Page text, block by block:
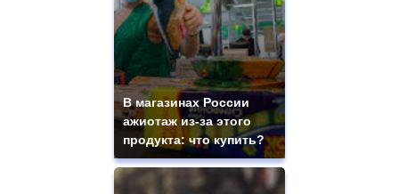
В магазинах России
ажиотаж из-за этого
продукта: что купить?